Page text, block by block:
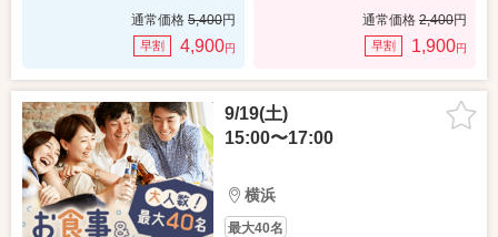
通常価格 5,400円
早割 4,900円
通常価格 2,400円
早割 1,900円
9/19(土)
15:00〜17:00
横浜
最大40名